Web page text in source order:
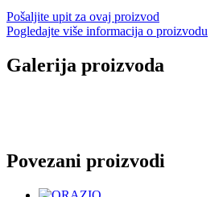
Pošaljite upit za ovaj proizvod
Pogledajte više informacija o proizvodu
Galerija proizvoda
Povezani proizvodi